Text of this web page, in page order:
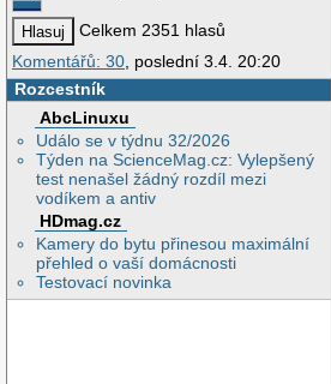
Celkem 2351 hlasů
Komentářů: 30 , poslední 3.4. 20:20
Rozcestník
AbcLinuxu
Událo se v týdnu 32/2026
Týden na ScienceMag.cz: Vylepšený
test nenašel žádný rozdíl mezi
vodíkem a antiv
HDmag.cz
Kamery do bytu přinesou maximální
přehled o vaší domácnosti
Testovací novinka